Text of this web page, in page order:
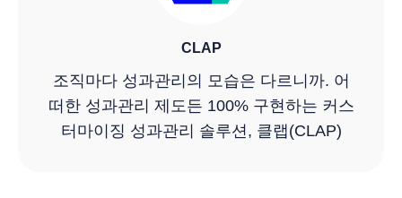
CLAP
조직마다 성과관리의 모습은 다르니까. 어
떠한 성과관리 제도든 100% 구현하는 커스
터마이징 성과관리 솔루션, 클랩(CLAP)